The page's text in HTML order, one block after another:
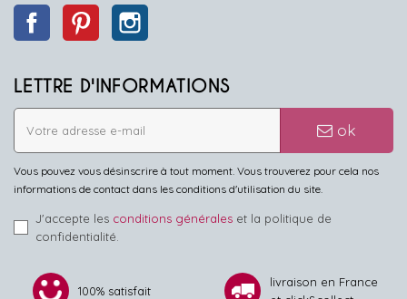
Facebook Pinterest
LETTRE D'INFORMATIONS
ok
Vous pouvez vous désinscrire à tout moment. Vous trouverez pour cela nos
informations de contact dans les conditions d'utilisation du site.
J'accepte les conditions générales et la politique de
confidentialité.
100% satisfait
livraison en France